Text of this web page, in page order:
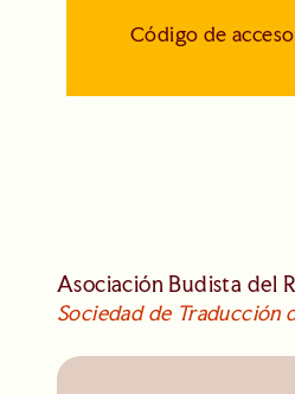
Código de
Asociación Budista del
Sociedad de Traducción